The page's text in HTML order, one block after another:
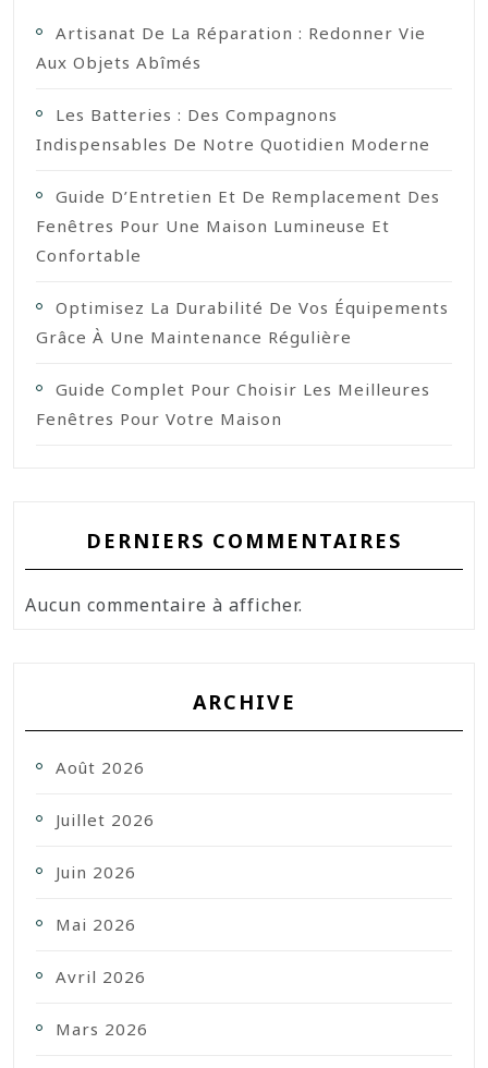
Artisanat De La Réparation : Redonner Vie
Aux Objets Abîmés
Les Batteries : Des Compagnons
Indispensables De Notre Quotidien Moderne
Guide D’Entretien Et De Remplacement Des
Fenêtres Pour Une Maison Lumineuse Et
Confortable
Optimisez La Durabilité De Vos Équipements
Grâce À Une Maintenance Régulière
Guide Complet Pour Choisir Les Meilleures
Fenêtres Pour Votre Maison
DERNIERS COMMENTAIRES
Aucun commentaire à afficher.
ARCHIVE
Août 2026
Juillet 2026
Juin 2026
Mai 2026
Avril 2026
Mars 2026